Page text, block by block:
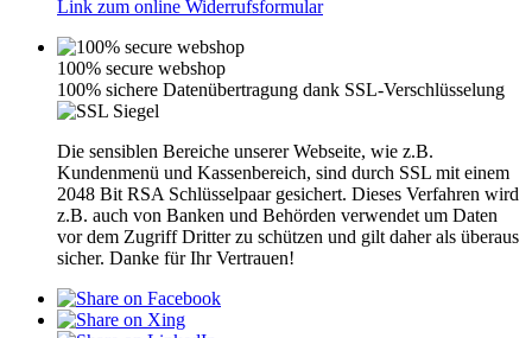
Link zum online Widerrufsformular
100% secure webshop
100% sichere Datenübertragung dank SSL-Verschlüsselung
Die sensiblen Bereiche unserer Webseite, wie z.B.
Kundenmenü und Kassenbereich, sind durch SSL mit einem
2048 Bit RSA Schlüsselpaar gesichert. Dieses Verfahren wird
z.B. auch von Banken und Behörden verwendet um Daten
vor dem Zugriff Dritter zu schützen und gilt daher als überaus
sicher. Danke für Ihr Vertrauen!